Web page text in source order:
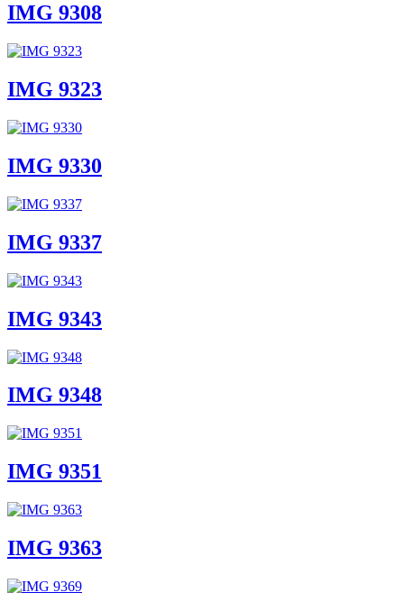
IMG 9308
IMG 9323
IMG 9330
IMG 9337
IMG 9343
IMG 9348
IMG 9351
IMG 9363